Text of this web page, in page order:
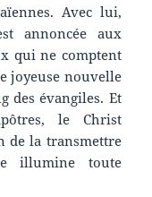
Avec lui,
annoncée aux
qui ne comptent
joyeuse nouvelle
des évangiles. Et
le Christ
de la transmettre
illumine toute